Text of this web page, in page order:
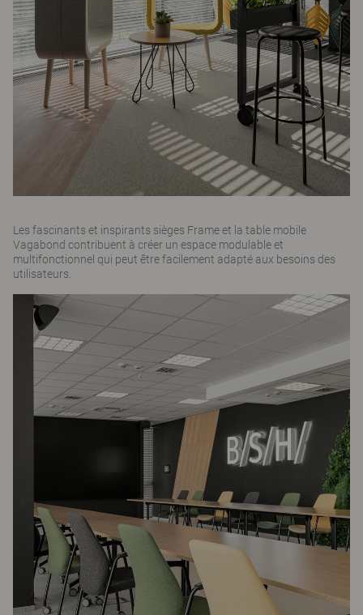
Les fascinants et inspirants sièges Frame et la table mobile
Vagabond contribuent à créer un espace modulable et
multifonctionnel qui peut être facilement adapté aux besoins des
utilisateurs.